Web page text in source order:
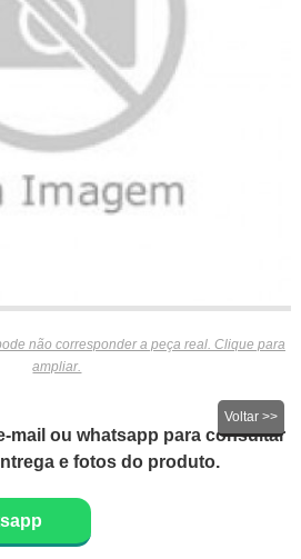
não corresponder a peça real. Clique para
ampliar.
Voltar >>
mail ou whatsapp para consultar
e fotos do produto.